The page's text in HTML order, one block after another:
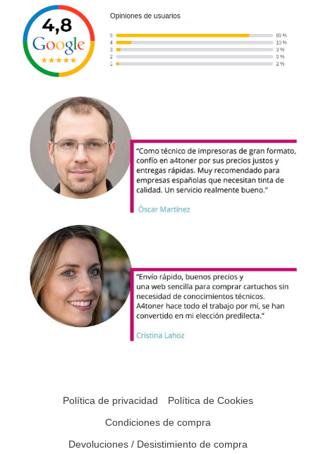
Política de privacidad
Política de Cookies
Condiciones de compra
Devoluciones / Desistimiento de compra